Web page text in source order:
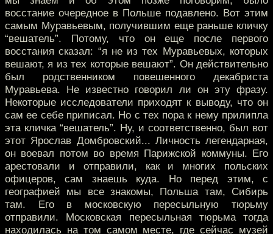
восстание очередное в Польше подавлено. Вот этим
самым Муравьевым, получившим еще раньше кличку
“вешатель”. Потому, что он еще после первого
восстания сказал: “я не из тех Муравьевых, которых
вешают, я из тех которые вешают”. Он действительно
был родственником повешенного декабриста
Муравьева. Не известно говорил ли он эту фразу.
Некоторые исследователи приходят к выводу, что он
сам ее себе приписал. Но с тех пора к нему прилипла
эта кличка “вешатель”. Ну, и соответственно, был вот
этот Ярослав Домбровский... Личность легендарная,
он воевал потом во время Парижской коммуны. Его
арестовали и отправили, как и многих польских
офицеров, сам знаешь куда. Но перед этим, с
географией мы все знакомы, Польша там, Сибирь
там. Его в московскую пересыльную тюрьму
отправили. Московская пересыльная тюрьма тогда
находилась на том самом месте, где сейчас музей